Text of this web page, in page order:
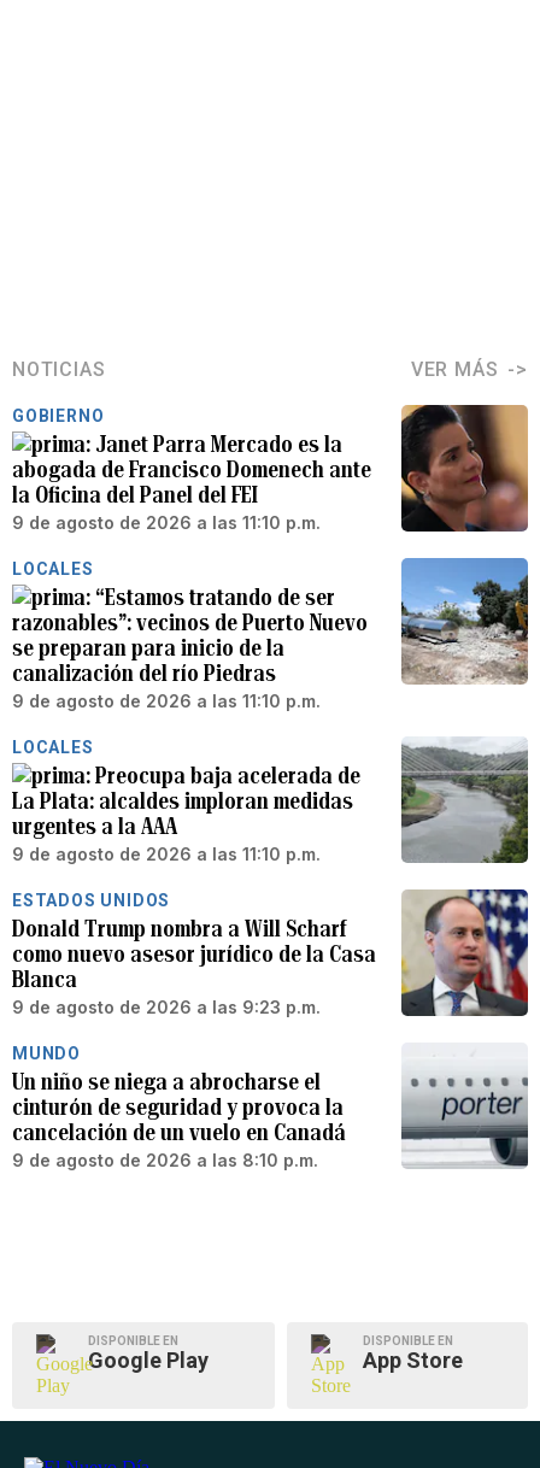
NOTICIAS VER MÁS
GOBIERNO
Janet Parra Mercado es la
abogada de Francisco Domenech ante
la Oficina del Panel del FEI
9 de agosto de 2026 a las 11:10 p.m.
LOCALES
“Estamos tratando de ser
razonables”: vecinos de Puerto Nuevo
se preparan para inicio de la
canalización del río Piedras
9 de agosto de 2026 a las 11:10 p.m.
LOCALES
Preocupa baja acelerada de
La Plata: alcaldes imploran medidas
urgentes a la AAA
9 de agosto de 2026 a las 11:10 p.m.
ESTADOS UNIDOS
Donald Trump nombra a Will Scharf
como nuevo asesor jurídico de la Casa
Blanca
9 de agosto de 2026 a las 9:23 p.m.
MUNDO
Un niño se niega a abrocharse el
cinturón de seguridad y provoca la
cancelación de un vuelo en Canadá
9 de agosto de 2026 a las 8:10 p.m.
DISPONIBLE EN
Google Play
DISPONIBLE EN
App Store